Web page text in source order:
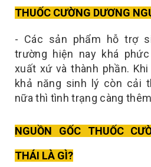
THUỐC CƯỜNG DƯƠNG
- Các sản phẩm hỗ trợ
trường hiện nay khá
xuất xứ và thành phần.
khả năng sinh lý còn cải
nữa thì tình trạng càng
NGUỒN GỐC THUỐC
THÁI LÀ GÌ?